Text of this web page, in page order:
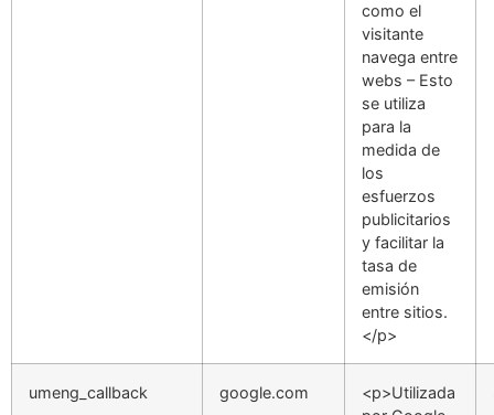
como el
visitante
navega entre
webs – Esto
se utiliza
para la
medida de
los
esfuerzos
publicitarios
y facilitar la
tasa de
emisión
entre sitios.
</p>
umeng_callback google.com
<p>Utilizada